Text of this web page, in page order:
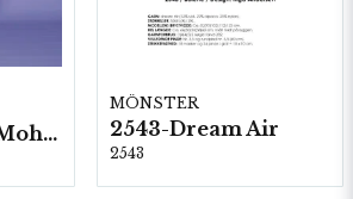
2583- Silk Kid Mohair
MÖNSTER
2543-Dream Air
2543